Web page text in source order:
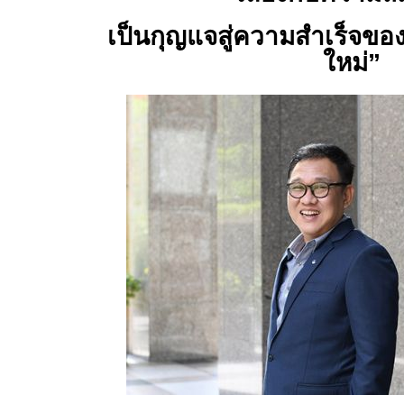
เป็นกุญแจสู่ความสำเร็จขอ
ใหม่”